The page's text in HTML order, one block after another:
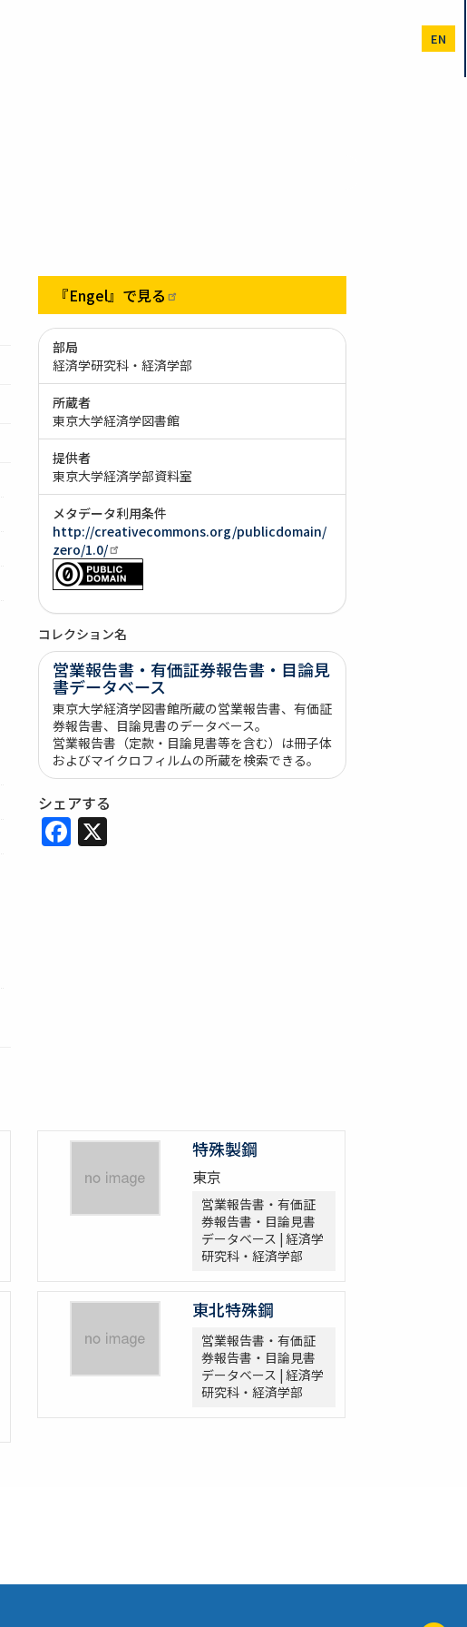
EN
『Engel』で見る
部局
経済学研究科・経済学部
所蔵者
東京大学経済学図書館
提供者
東京大学経済学部資料室
メタデータ利用条件
http://creativecommons.org/publicdomain/
zero/1.0/
コレクション名
営業報告書・有価証券報告書・目論見
書データベース
東京大学経済学図書館所蔵の営業報告書、有価証
券報告書、目論見書のデータベース。
営業報告書（定款・目論見書等を含む）は冊子体
およびマイクロフィルムの所蔵を検索できる。
シェアする
Facebook
X
特殊製鋼
東京
営業報告書・有価証
券報告書・目論見書
データベース | 経済学
研究科・経済学部
東北特殊鋼
営業報告書・有価証
券報告書・目論見書
データベース | 経済学
研究科・経済学部